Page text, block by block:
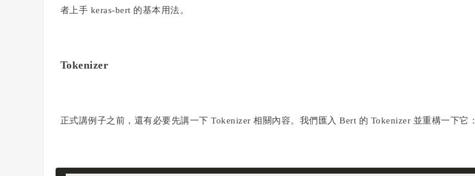
者上手 keras-bert 的基本用法。
Tokenizer
正式講例子之前，還有必要先講一下 Tokenizer 相關內容。我們匯入 Bert 的 Tokenizer 並重構一下它：